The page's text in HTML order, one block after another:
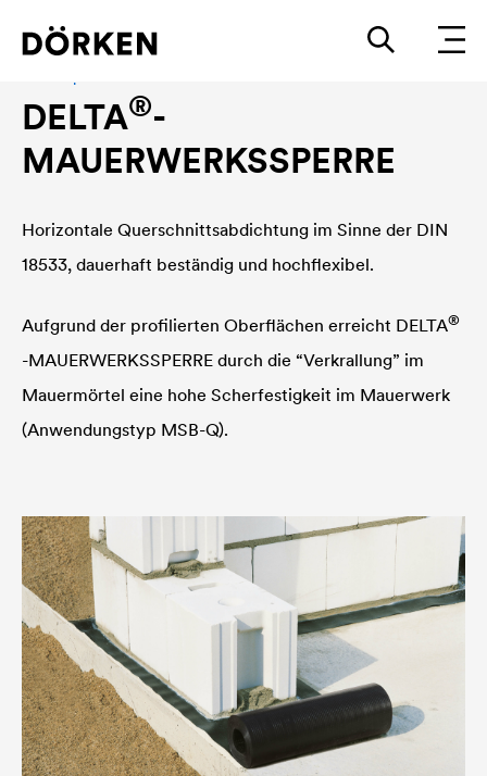
DELTA®-
MAUERWERKSSPERRE
Horizontale Querschnittsabdichtung im Sinne der DIN
18533, dauerhaft beständig und hochflexibel.
Aufgrund der profilierten Oberflächen erreicht DELTA®
-MAUERWERKSSPERRE durch die “Verkrallung” im
Mauermörtel eine hohe Scherfestigkeit im Mauerwerk
(Anwendungstyp MSB-Q).